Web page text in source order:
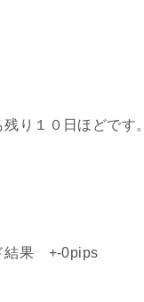
り１０日ほどです。
結果 +-0pips